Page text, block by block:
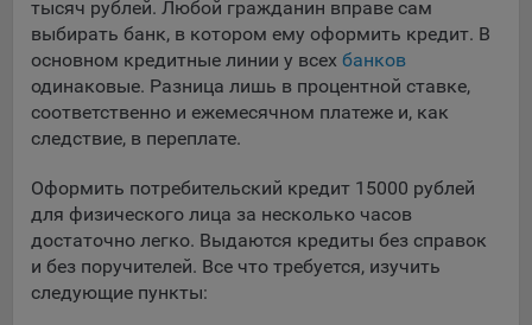
данной цели:
Сервис хранения информации, предоставляемый
компанией, согласно договора аренды ООО «Рэкун
технолоджи», 220069 г. Минск, пр-т Дзержинского, д.3Б,
пом.44.
Рекламные Cookie
Отключение рекламных cookie-файлы не позволит
принимать меры по совершенствованию работы
Сайта, исходя из предпочтений пользователя, а также
тысяч рублей. Любой гражданин вправе сам
выбирать банк, в котором ему оформить кредит. В
основном кредитные линии у всех банков
одинаковые. Разница лишь в процентной ставке,
соответственно и ежемесячном платеже и, как
следствие, в переплате.
Оформить потребительский кредит 15000 рублей
для физического лица за несколько часов
достаточно легко. Выдаются кредиты без справок
и без поручителей. Все что требуется, изучить
следующие пункты: